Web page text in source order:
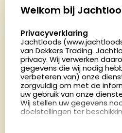
Palenrij 1
Nederland
4.8
2883 beoordelingen
Openingstijden
Dinsdag en donderdag:
uur
Welkom bij
select language
Privacyverklaring
Jachtloods
van Dekkers Trading.
privacy. Wij verwerken
gegevens die wij nodig
verbeteren van) onze
zorgvuldig om met de
uw gebruik van onze
Wij stellen uw gegevens
doelstellingen ter